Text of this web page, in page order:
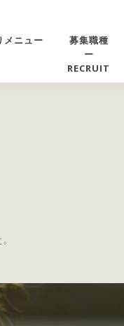
メニュー
募集職種
ー
RECRUIT